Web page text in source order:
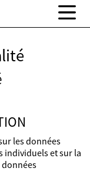
les données
individuels et sur la